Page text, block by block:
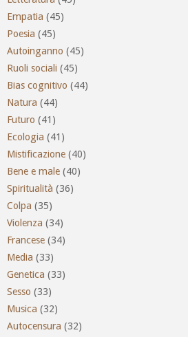
Empatia (45)
Poesia (45)
Autoinganno (45)
Ruoli sociali (45)
Bias cognitivo (44)
Natura (44)
Futuro (41)
Ecologia (41)
Mistificazione (40)
Bene e male (40)
Spiritualità (36)
Colpa (35)
Violenza (34)
Francese (34)
Media (33)
Genetica (33)
Sesso (33)
Musica (32)
Autocensura (32)